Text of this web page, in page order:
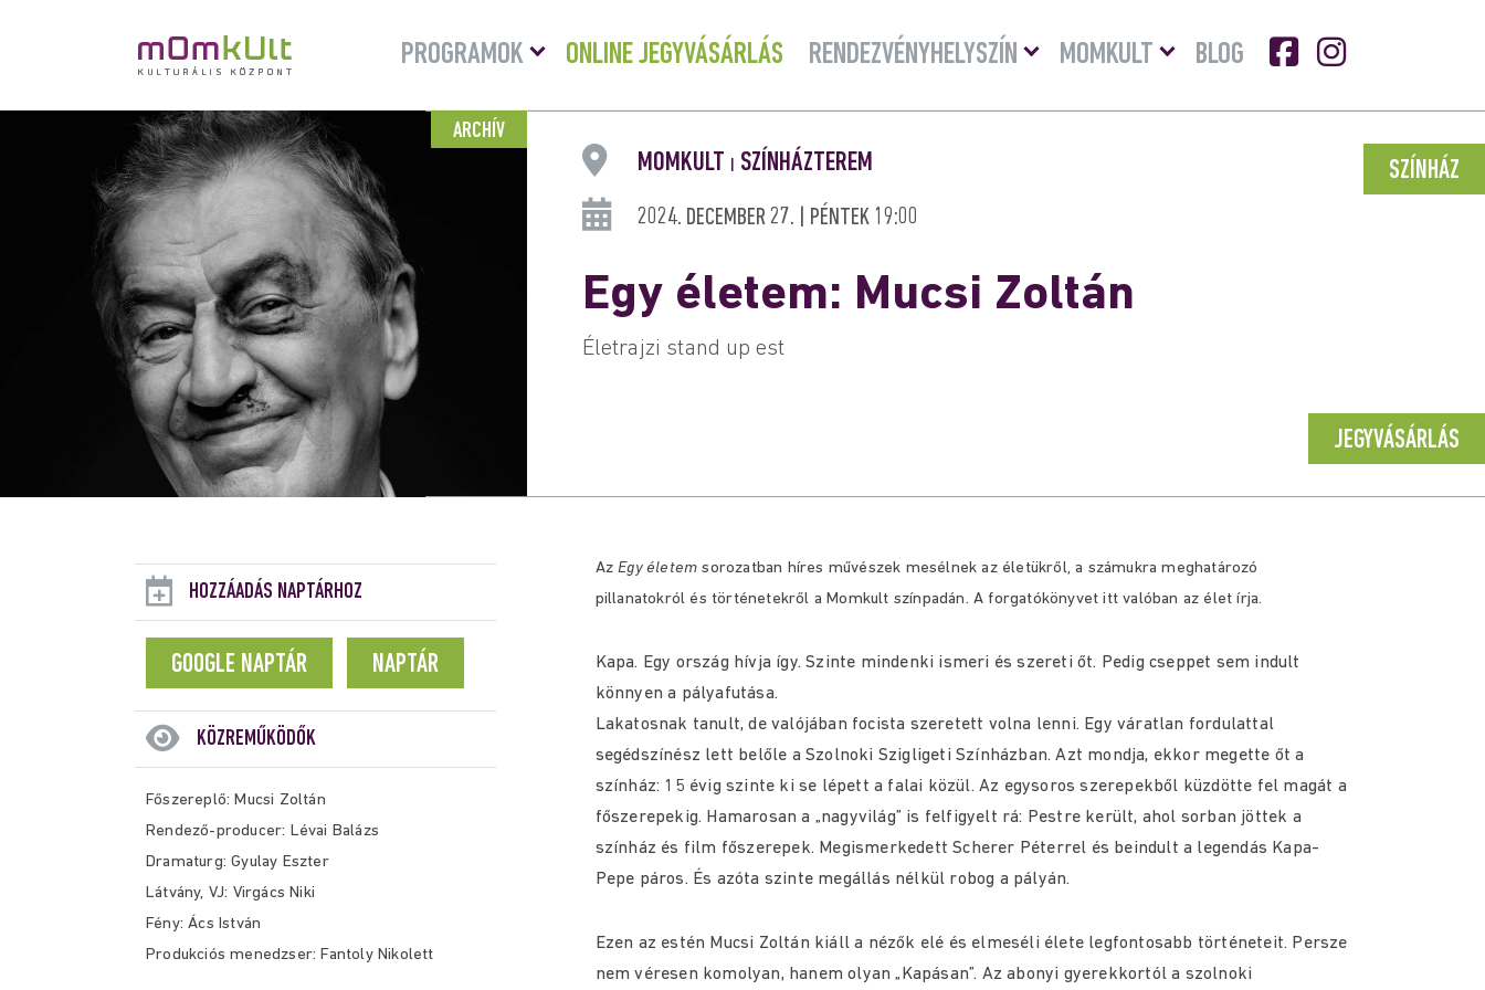
PROGRAMOK
Menü
lenyitása
ONLINE JEGYVÁSÁRLÁS RENDEZVÉNYHELYSZÍN
Menü
lenyitásaMOMKULT
Menü
lenyitása
BLOG
ARCHÍV
SZÍNHÁZ
MOMKULT SZÍNHÁZTEREM
2024. DECEMBER 27. | PÉNTEK 19:00
Egy életem: Mucsi Zoltán
Életrajzi stand up est
JEGYVÁSÁRLÁS
HOZZÁADÁS NAPTÁRHOZ
GOOGLE NAPTÁR NAPTÁR
KÖZREMŰKÖDŐK
Főszereplő: Mucsi Zoltán
Rendező-producer: Lévai Balázs
Dramaturg: Gyulay Eszter
Látvány, VJ: Virgács Niki
Fény: Ács István
Produkciós menedzser: Fantoly Nikolett
AzEgy életem sorozatban híres művészek mesélnek az életükről, a számukra meghatározó
pillanatokról és történetekről a Momkult színpadán. A forgatókönyvet itt valóban az élet írja.
Kapa. Egy ország hívja így. Szinte mindenki ismeri és szereti őt. Pedig cseppet sem indult
könnyen a pályafutása.
Lakatosnak tanult, de valójában focista szeretett volna lenni. Egy váratlan fordulattal
segédszínész lett belőle a Szolnoki Szigligeti Színházban. Azt mondja, ekkor megette őt a
színház: 15 évig szinte ki se lépett a falai közül. Az egysoros szerepekből küzdötte fel magát a
főszerepekig. Hamarosan a „nagyvilág” is felfigyelt rá: Pestre került, ahol sorban jöttek a
színház és film főszerepek. Megismerkedett Scherer Péterrel és beindult a legendás Kapa-
Pepe páros. És azóta szinte megállás nélkül robog a pályán.
Ezen az estén Mucsi Zoltán kiáll a nézők elé és elmeséli élete legfontosabb történeteit. Persze
nem véresen komolyan, hanem olyan „Kapásan”. Az abonyi gyerekkortól a szolnoki